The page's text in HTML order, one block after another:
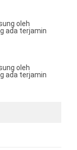
oleh
ada terjamin
oleh
ada terjamin